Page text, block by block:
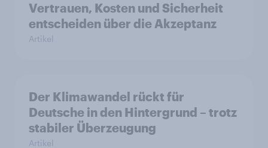
Vertrauen, Kosten und Sicherheit
entscheiden über die Akzeptanz
Artikel
Der Klimawandel rückt für
Deutsche in den Hintergrund – trotz
stabiler Überzeugung
Artikel